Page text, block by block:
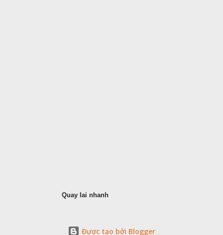
Quay lai nhanh
Được tạo bởi Blogger